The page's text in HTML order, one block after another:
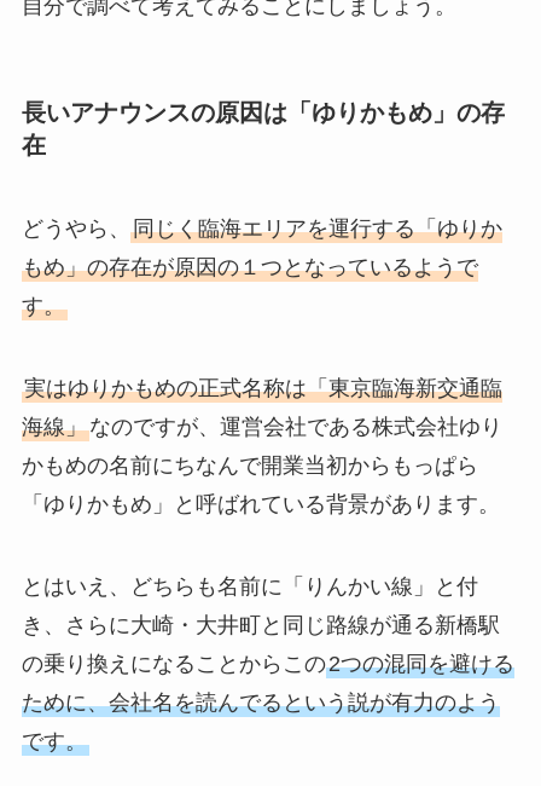
自分で調べて考えてみることにしましょう。
長いアナウンスの原因は「ゆりかもめ」の存
在
どうやら、 同じく臨海エリアを運行する「ゆりか
もめ」の存在が原因の１つとなっているようで
す。
実はゆりかもめの正式名称は「東京臨海新交通臨
海線」なのですが、運営会社である株式会社ゆり
かもめの名前にちなんで開業当初からもっぱら
「ゆりかもめ」と呼ばれている背景があります。
とはいえ、どちらも名前に「りんかい線」と付
き、さらに大崎・大井町と同じ路線が通る新橋駅
の乗り換えになることからこの2つの混同を避ける
ために、会社名を読んでるという説が有力のよう
です。